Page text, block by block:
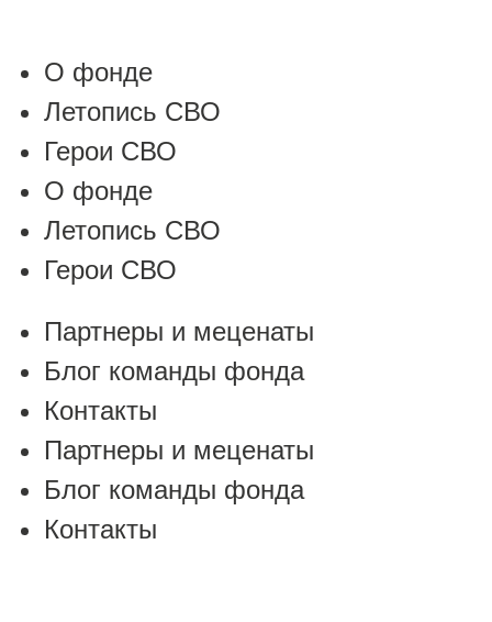
О фонде
Летопись СВО
Герои СВО
О фонде
Летопись СВО
Герои СВО
Партнеры и меценаты
Блог команды фонда
Контакты
Партнеры и меценаты
Блог команды фонда
Контакты